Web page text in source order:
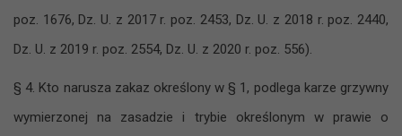
poz. 1676, Dz. U. z 2017 r. poz. 2453, Dz. U. z 2018 r. poz. 2440,
Dz. U. z 2019 r. poz. 2554, Dz. U. z 2020 r. poz. 556).
§ 4. Kto narusza zakaz określony w § 1, podlega karze grzywny
wymierzonej na zasadzie i trybie określonym w prawie o